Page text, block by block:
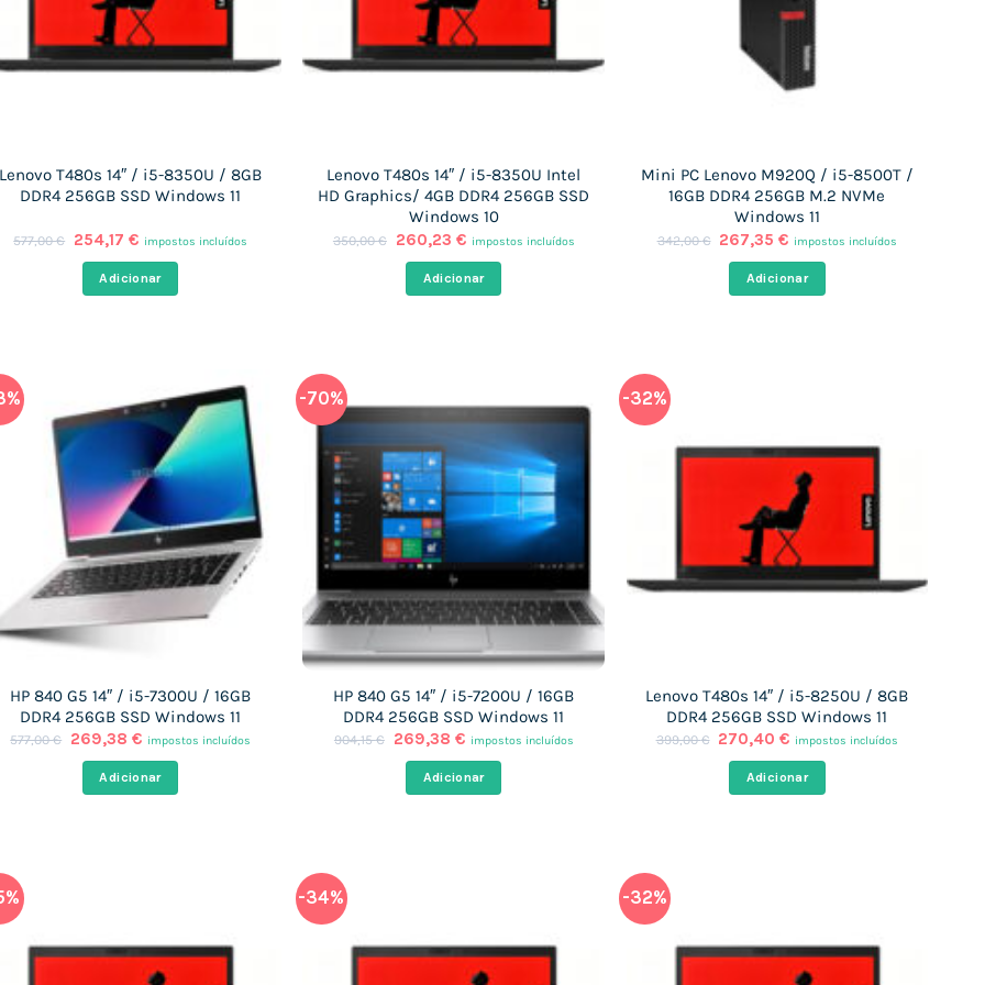
Lenovo T480s 14″ / i5-8350U / 8GB
DDR4 256GB SSD Windows 11
577,00€
O
original
era:
254,17 €O
preço
atual
é:
impostos incluídos
Adicionar
Lenovo T480s 14″ / i5-8350U Intel
HD Graphics/ 4GB DDR4 256GB SSD
Windows 10
350,00€
O
original
era:
260,23 €O
preço
atual
é:
impostos incluídos
Adicionar
Mini PC Lenovo M920Q / i5-8500T /
16GB DDR4 256GB M.2 NVMe
Windows 11
342,00€
O
original
era:
267,35€ O
preço
atual
é:
impostos incluídos
Adicionar
HP 840 G5 14″ / i5-7300U / 16GB
DDR4 256GB SSD Windows 11
577,00€
O
original
era:
269,38 €O
preço
atual
é:
impostos incluídos
Adicionar
-70%
HP 840 G5 14″ / i5-7200U / 16GB
DDR4 256GB SSD Windows 11
904,15€
O
original
era:
269,38 €O
preço
atual
é:
impostos incluídos
Adicionar
-32%
Lenovo T480s 14″ / i5-8250U / 8GB
DDR4 256GB SSD Windows 11
399,00€
O
original
era:
270,40€ O
preço
atual
é:
impostos incluídos
Adicionar
-34% -32%